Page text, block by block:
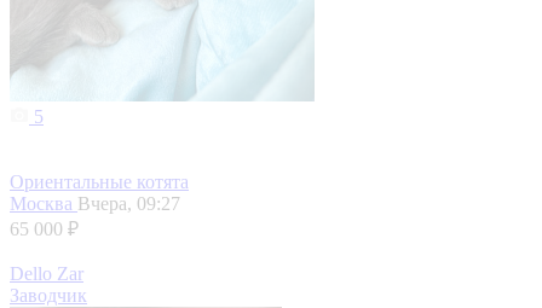
5
Ориентальные котята
Москва Вчера, 09:27
65 000 ₽
Dello Zar
Заводчик